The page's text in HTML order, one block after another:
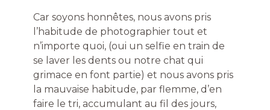
Car soyons honnêtes, nous avons pris
l’habitude de photographier tout et
n’importe quoi, (oui un selfie en train de
se laver les dents ou notre chat qui
grimace en font partie) et nous avons pris
la mauvaise habitude, par flemme, d’en
faire le tri, accumulant au fil des jours,